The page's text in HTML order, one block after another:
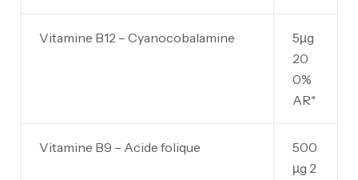
Vitamine B12 – Cyanocobalamine
5µg
20
0%
AR*
Vitamine B9 – Acide folique
500
µg 2